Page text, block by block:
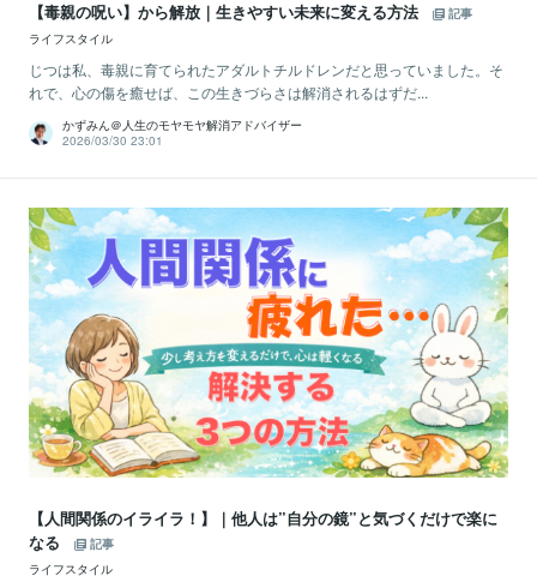
【毒親の呪い】から解放｜生きやすい未来に変える方法
記事
ライフスタイル
じつは私、毒親に育てられたアダルトチルドレンだと思っていました。そ
れで、心の傷を癒せば、この生きづらさは解消されるはずだ...
かずみん＠人生のモヤモヤ解消アドバイザー
2026/03/30 23:01
【人間関係のイライラ！】｜他人は”自分の鏡”と気づくだけで楽に
なる
記事
ライフスタイル